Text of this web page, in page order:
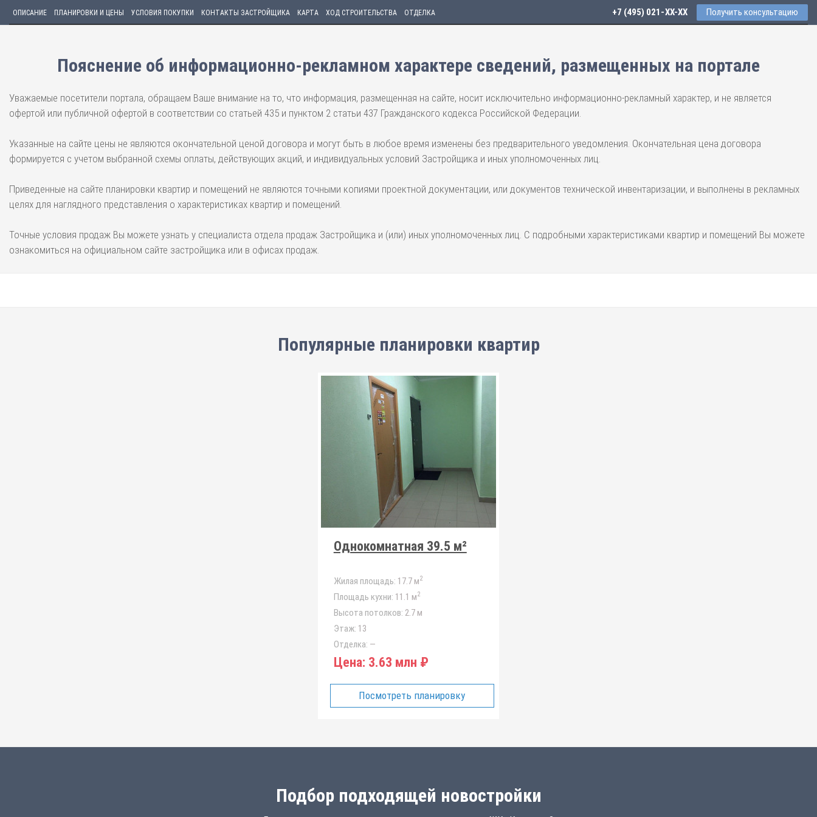
ОПИСАНИЕ ПЛАНИРОВКИ И ЦЕНЫ УСЛОВИЯ ПОКУПКИ КОНТАКТЫ ЗАСТРОЙЩИКА КАРТА ХОД СТРОИТЕЛЬСТВА ОТДЕЛКА +7 (495) 021-41-76 Получить консультацию
Пояснение об информационно-рекламном характере сведений, размещенных на портале
Уважаемые посетители портала, обращаем Ваше внимание на то, что информация, размещенная на сайте, носит исключительно информационно-рекламный характер, и не является
офертой или публичной офертой в соответствии со статьей 435 и пунктом 2 статьи 437 Гражданского кодекса Российской Федерации.
Указанные на сайте цены не являются окончательной ценой договора и могут быть в любое время изменены без предварительного уведомления. Окончательная цена договора
формируется с учетом выбранной схемы оплаты, действующих акций, и индивидуальных условий Застройщика и иных уполномоченных лиц.
Приведенные на сайте планировки квартир и помещений не являются точными копиями проектной документации, или документов технической инвентаризации, и выполнены в рекламных
целях для наглядного представления о характеристиках квартир и помещений.
Точные условия продаж Вы можете узнать у специалиста отдела продаж Застройщика и (или) иных уполномоченных лиц. С подробными характеристиками квартир и помещений Вы можете
ознакомиться на официальном сайте застройщика или в офисах продаж.
Популярные планировки квартир
Однокомнатная 39.5 м²
Жилая площадь: 17.7 м2
Площадь кухни: 11.1 м2
Высота потолков: 2.7 м
Этаж: 13
Отделка: —
Цена: 3.63 млн ₽
Посмотреть планировку
Подбор подходящей новостройки